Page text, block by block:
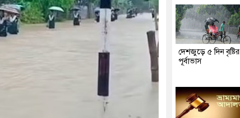
দেশজুড়ে ৫ দিন বৃষ্টির
পূর্বাভাস